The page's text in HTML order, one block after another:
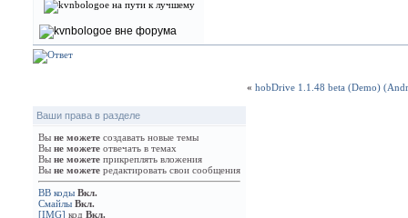
« hobDrive 1.1.48 beta (Demo)
Ваши права в разделе
Вы не можете создавать новые темы
Вы не можете отвечать в темах
Вы не можете прикреплять вложения
Вы не можете редактировать свои сообщения
BB коды Вкл.
Смайлы Вкл.
[IMG] код Вкл.